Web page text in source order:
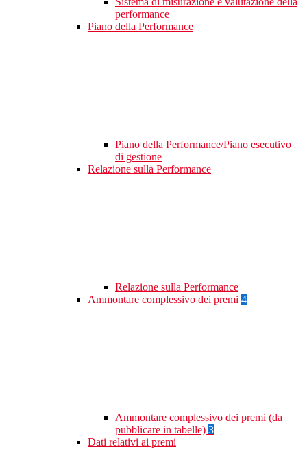
performance
Piano della Performance
Piano della Performance/Piano esecutivo
di gestione
Relazione sulla Performance
Relazione sulla Performance
Ammontare complessivo dei premi 4
Ammontare complessivo dei premi (da
pubblicare in tabelle) 3
Dati relativi ai premi